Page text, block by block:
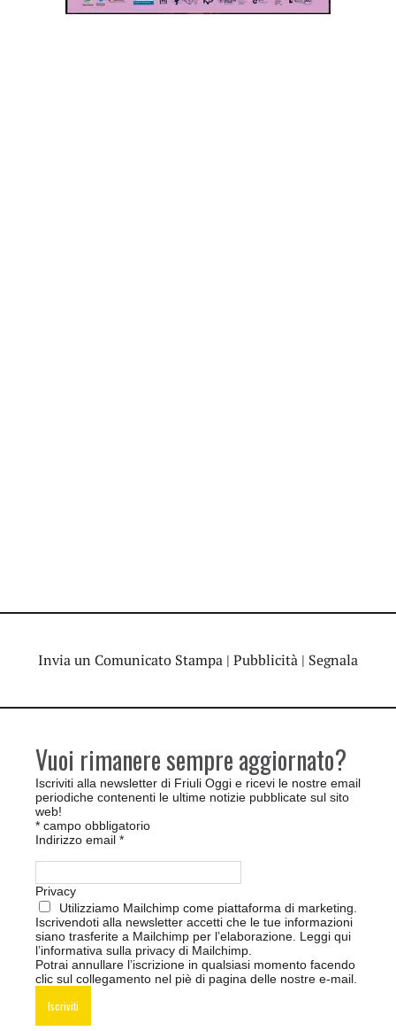
Invia un Comunicato Stampa | Pubblicità | Segnala
Vuoi rimanere sempre aggiornato?
Iscriviti alla newsletter di Friuli Oggi e ricevi le nostre email
periodiche contenenti le ultime notizie pubblicate sul sito
web!
* campo obbligatorio
Indirizzo email *
Privacy
Utilizziamo Mailchimp come piattaforma di marketing.
Iscrivendoti alla newsletter accetti che le tue informazioni
siano trasferite a Mailchimp per l’elaborazione. Leggi qui
l’informativa sulla privacy di Mailchimp
Potrai annullare l’iscrizione in qualsiasi momento facendo
clic sul collegamento nel piè di pagina delle nostre e-mail.